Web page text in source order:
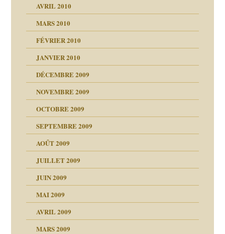
AVRIL 2010
MARS 2010
FÉVRIER 2010
JANVIER 2010
DÉCEMBRE 2009
NOVEMBRE 2009
OCTOBRE 2009
SEPTEMBRE 2009
AOÛT 2009
JUILLET 2009
JUIN 2009
MAI 2009
AVRIL 2009
MARS 2009